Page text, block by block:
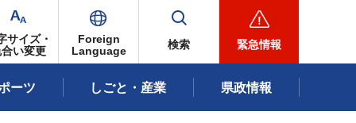
サイズ・
い変更
Foreign
Language
検索 緊急情報
ーツ しごと・産業 県政情報